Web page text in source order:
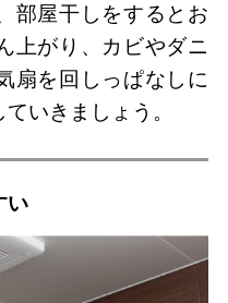
部屋干しをするとお
上がり、カビやダニ
扇を回しっぱなしに
いきましょう。
い